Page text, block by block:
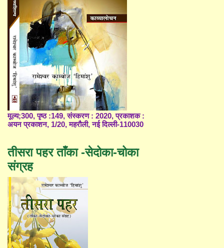
मूल्य;300, पृष्ठ :149, संस्करण : 2020, प्रकाशक :
अयन प्रकाशन, 1/20, महरौली, नई दिल्ली-110030
तीसरा पहर ताँका -सेदोका-चोका
संग्रह